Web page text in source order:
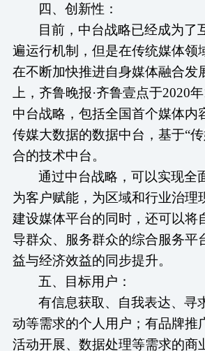
四、创新性：
目前，中台战略已经成为了
遍运行机制，但是在传统媒体领
在不断加快推进自身媒体融合发
上，齐鲁晚报·齐鲁壹点于2020
中台战略，包括全国首个媒体内
传媒大数据的数据中台，基于“
合的技术中台。
通过中台战略，可以实现全
为客户赋能，为区域和行业治理
建设媒体平台的同时，还可以将
导群众、服务群众的综合服务平
益与经济效益的同步提升。
五、目标用户：
有信息获取、自我表达、寻
动等需求的个人用户；有品牌推
活动开展、数据处理等需求的商